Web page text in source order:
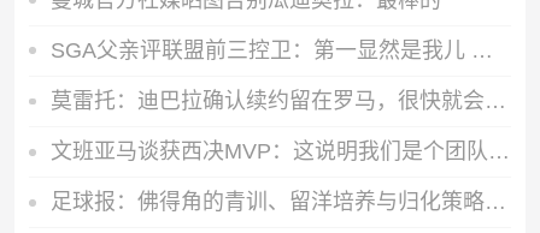
SGA父亲评联盟前三控卫：第一显然是我儿 第二坎宁安 第三莫兰特
莫雷托：迪巴拉确认续约留在罗马，很快就会官宣
文班亚马谈获西决MVP：这说明我们是个团队 荣誉属于所有人
足球报：佛得角的青训、留洋培养与归化策略，都值得中国足球学习